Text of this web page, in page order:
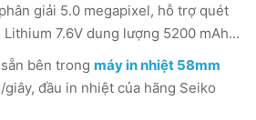
giải 5.0 megapixel, hỗ trợ quét
Lithium 7.6V dung lượng 5200 mAh...
bên trong máy in nhiệt 58mm
đầu in nhiệt của hãng Seiko